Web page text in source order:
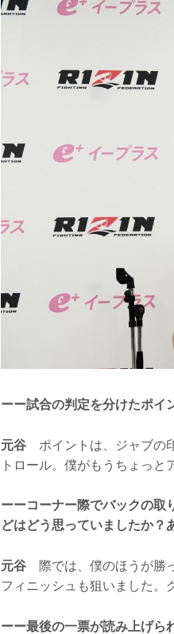
ーー試合の判定を分けたポイ
元谷 ポイントは、ジャブの
トロール。僕がもうちょっと
ーーコーナー際でバックの取
どはどう思っていましたか？
元谷 際では、僕のほうが勝
フィニッシュも狙いました。
ーー最後の一票が読み上げら